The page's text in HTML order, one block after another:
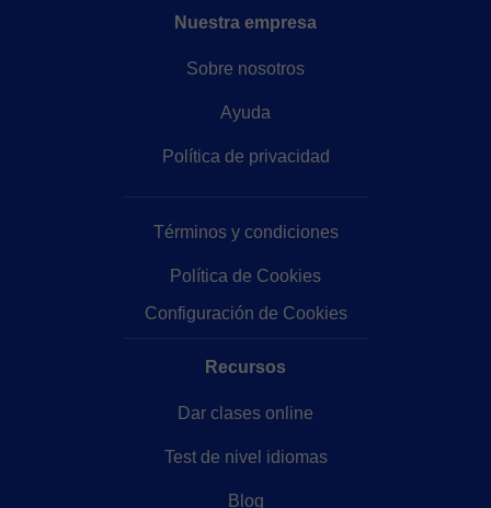
Nuestra empresa
Sobre nosotros
Ayuda
Política de privacidad
Términos y condiciones
Política de Cookies
Configuración de Cookies
Recursos
Dar clases online
Test de nivel idiomas
Blog